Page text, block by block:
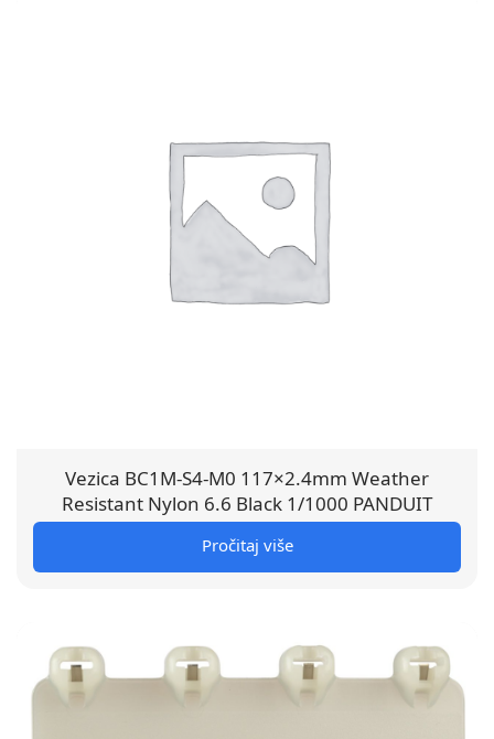
Vezica BC1M-S4-M0 117×2.4mm Weather
Resistant Nylon 6.6 Black 1/1000 PANDUIT
Pročitaj više